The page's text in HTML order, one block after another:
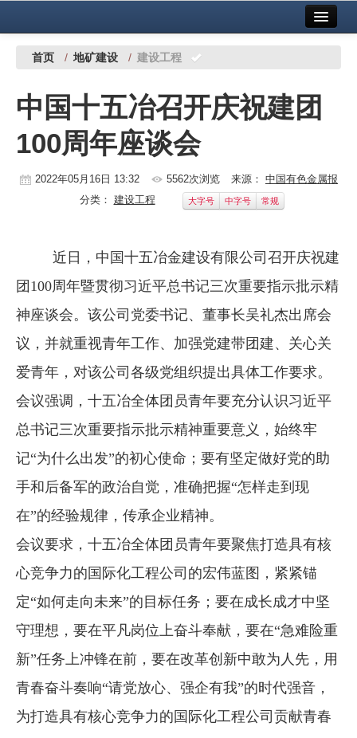
中国有色金属报社主办 广告服务
铜镍铅锌
铝
稀有稀土
镁钛
地矿 建设
党建工作
企业文化
《资源再生》杂志
数字报
首页 / 地矿建设 / 建设工程
中国十五冶召开庆祝建团
100周年座谈会
2022年05月16日 13:32 5562次浏览 来源： 中国有色金属报
分类： 建设工程 大字号 中字号 常规
近日，中国十五冶金建设有限公司召开庆祝建
团100周年暨贯彻习近平总书记三次重要指示批示精
神座谈会。该公司党委书记、董事长吴礼杰出席会
议，并就重视青年工作、加强党建带团建、关心关
爱青年，对该公司各级党组织提出具体工作要求。
会议强调，十五冶全体团员青年要充分认识习近平
总书记三次重要指示批示精神重要意义，始终牢
记“为什么出发”的初心使命；要有坚定做好党的助
手和后备军的政治自觉，准确把握“怎样走到现
在”的经验规律，传承企业精神。
会议要求，十五冶全体团员青年要聚焦打造具有核
心竞争力的国际化工程公司的宏伟蓝图，紧紧锚
定“如何走向未来”的目标任务；要在成长成才中坚
守理想，要在平凡岗位上奋斗奉献，要在“急难险重
新”任务上冲锋在前，要在改革创新中敢为人先，用
青春奋斗奏响“请党放心、强企有我”的时代强音，
为打造具有核心竞争力的国际化工程公司贡献青春